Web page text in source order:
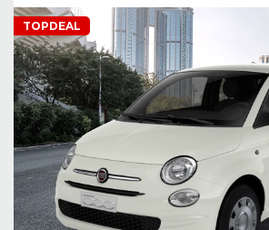
TOPDEAL